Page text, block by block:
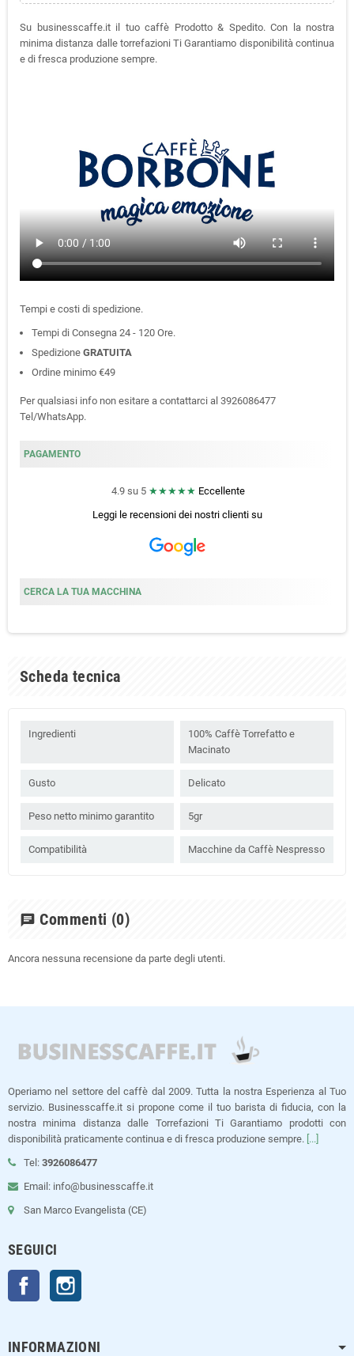
Su businesscaffe.it il tuo caffè Prodotto & Spedito. Con la nostra
minima distanza dalle torrefazioni Ti Garantiamo disponibilità continua
e di fresca produzione sempre.
Tempi e costi di spedizione.
Tempi di Consegna 24 - 120 Ore.
Spedizione GRATUITA
Ordine minimo €49
Per qualsiasi info non esitare a contattarci al 3926086477
Tel/WhatsApp.
PAGAMENTO
4.9 su 5 ★★★★★ Eccellente
Leggi le recensioni dei nostri clienti su
CERCA LA TUA MACCHINA
Scheda tecnica
Ingredienti
100% Caffè Torrefatto e
Macinato
Gusto Delicato
Peso netto minimo garantito 5gr
Compatibilità Macchine da Caffè Nespresso
chat Commenti (0)
Ancora nessuna recensione da parte degli utenti.
Operiamo nel settore del caffè dal 2009. Tutta la nostra Esperienza al Tuo
servizio. Businesscaffe.it si propone come il tuo barista di fiducia, con la
nostra minima distanza dalle Torrefazioni Ti Garantiamo prodotti con
disponibilità praticamente continua e di fresca produzione sempre. [...]
Tel: 3926086477
Email: info@businesscaffe.it
San Marco Evangelista (CE)
SEGUICI
Facebook
INFORMAZIONI